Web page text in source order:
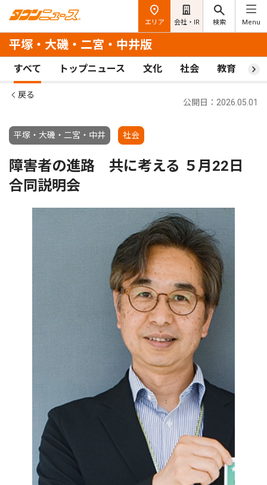
エリア 会社・IR 検索 Menu
平塚・大磯・二宮・中井版
すべて トップニュース 文化 社会 教育 ス
戻る
平塚・大磯・二宮・中井 社会
公開日：2026.05.01
障害者の進路 共に考える ５月22日
合同説明会